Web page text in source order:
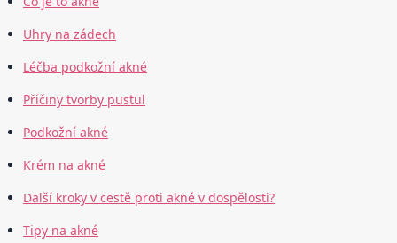
Uhry na zádech
Léčba podkožní akné
Příčiny tvorby pustul
Podkožní akné
Krém na akné
Další kroky v cestě proti akné v dospělosti?
Tipy na akné